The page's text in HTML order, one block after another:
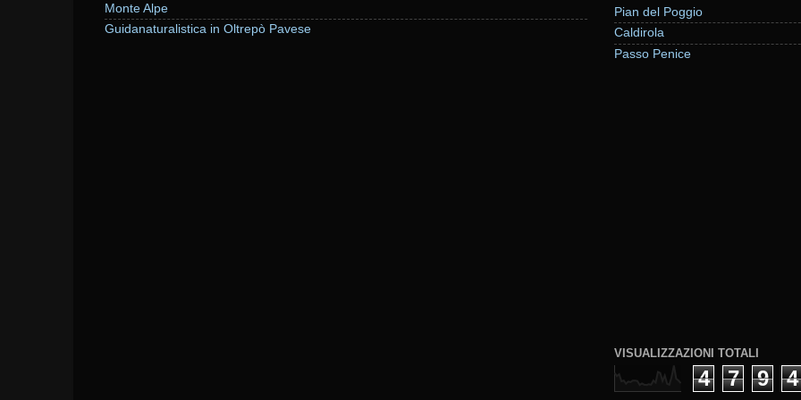
Monte Alpe
Guidanaturalistica in Oltrepò Pavese
Pian del Poggio
Caldirola
Passo Penice
VISUALIZZAZIONI TOTALI
4 7 9 4